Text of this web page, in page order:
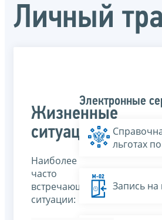
Личный
Жизненные
ситуации
Наиболее
часто
встречающиеся
ситуации:
Электронные
льготах
Запись